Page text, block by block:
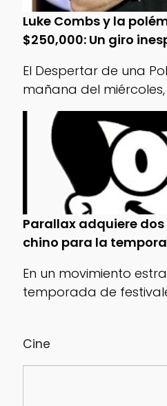
Cine
Luke Combs y la
$250,000: Un giro
El Despertar de una
mañana del
Parallax adquiere
chino para la
En un movimiento
temporada de